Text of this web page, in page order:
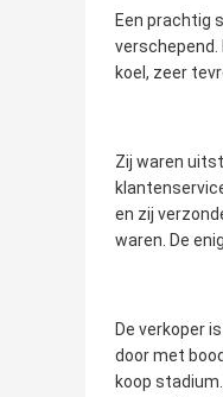
Een prachtig
verschepend.
koel, zeer
Zij waren
en zij
waren. De
De verkoper
door met
koop